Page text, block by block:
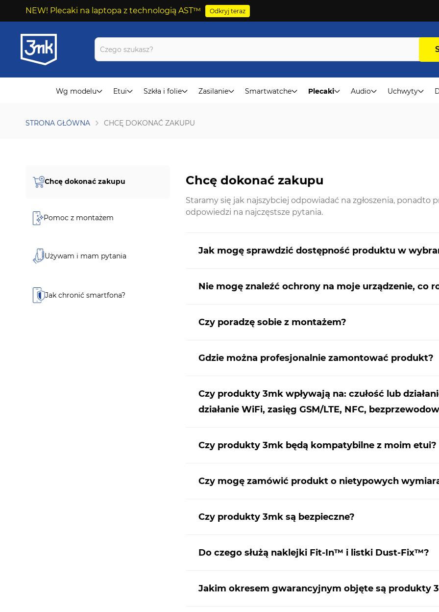
NEW! Plecaki na laptopa z technologią AST™ Odkryj teraz
Przejdź
do
treści
Wg modelu Etui Szkła i folie Zasilanie Smartwatche Plecaki Audio Uchwyty
STRONA GŁÓWNA CHCĘ DOKONAĆ ZAKUPU
Chcę dokonać zakupu
Pomoc z montażem
Używam i mam pytania
Jak chronić smartfona?
Chcę dokonać zakupu
Staramy się jak najszybciej odpowiadać na zgłoszenia,
odpowiedzi na najczęstsze pytania.
Jak mogę sprawdzić dostępność produktu w
Nie mogę znaleźć ochrony na moje urządzenie, co
Czy poradzę sobie z montażem?
Gdzie można profesjonalnie zamontować produkt?
Czy produkty 3mk wpływają na: czułość lub
działanie WiFi, zasięg GSM/LTE, NFC,
Czy produkty 3mk będą kompatybilne z moim etui?
Czy mogę zamówić produkt o nietypowych
Czy produkty 3mk są bezpieczne?
Do czego służą naklejki Fit-In™ i listki Dust-Fix™?
Jakim okresem gwarancyjnym objęte są produkty